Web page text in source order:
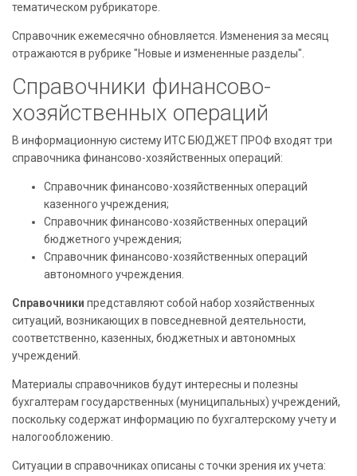
тематическом рубрикаторе.
Справочник ежемесячно обновляется. Изменения за месяц
отражаются в рубрике "Новые и измененные разделы".
Справочники финансово-
хозяйственных операций
В информационную систему ИТС БЮДЖЕТ ПРОФ входят три
справочника финансово-хозяйственных операций:
Справочник финансово-хозяйственных операций
казенного учреждения;
Справочник финансово-хозяйственных операций
бюджетного учреждения;
Справочник финансово-хозяйственных операций
автономного учреждения.
Справочники представляют собой набор хозяйственных
ситуаций, возникающих в повседневной деятельности,
соответственно, казенных, бюджетных и автономных
учреждений.
Материалы справочников будут интересны и полезны
бухгалтерам государственных (муниципальных) учреждений,
поскольку содержат информацию по бухгалтерскому учету и
налогообложению.
Ситуации в справочниках описаны с точки зрения их учета: